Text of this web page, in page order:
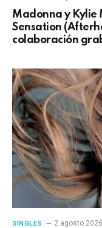
Madonna y Kylie
Sensation
colaboración
SINGLES 2 agosto 2026